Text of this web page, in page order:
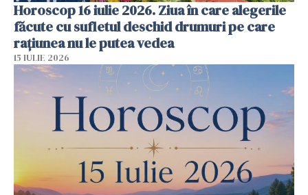
Horoscop 16 iulie 2026. Ziua în care alegerile
făcute cu sufletul deschid drumuri pe care
rațiunea nu le putea vedea
15 IULIE 2026